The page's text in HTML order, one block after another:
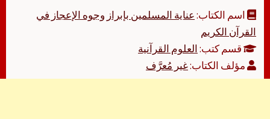
اسم الكتاب:عناية المسلمين بإبراز وجوه الإعجاز في
القرآن الكريم
قسم كتب:العلوم القرآنية
مؤلف الكتاب:غير مُعرَّف